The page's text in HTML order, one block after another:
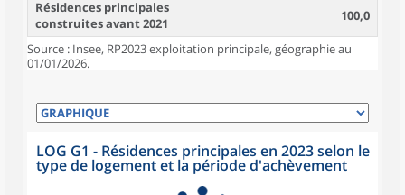
Résidences principales
construites avant 2021
100,0
Source : Insee, RP2023 exploitation principale, géographie au
01/01/2026.
LOG G1 - Résidences principales en 2023 selon le
type de logement et la période d'achèvement